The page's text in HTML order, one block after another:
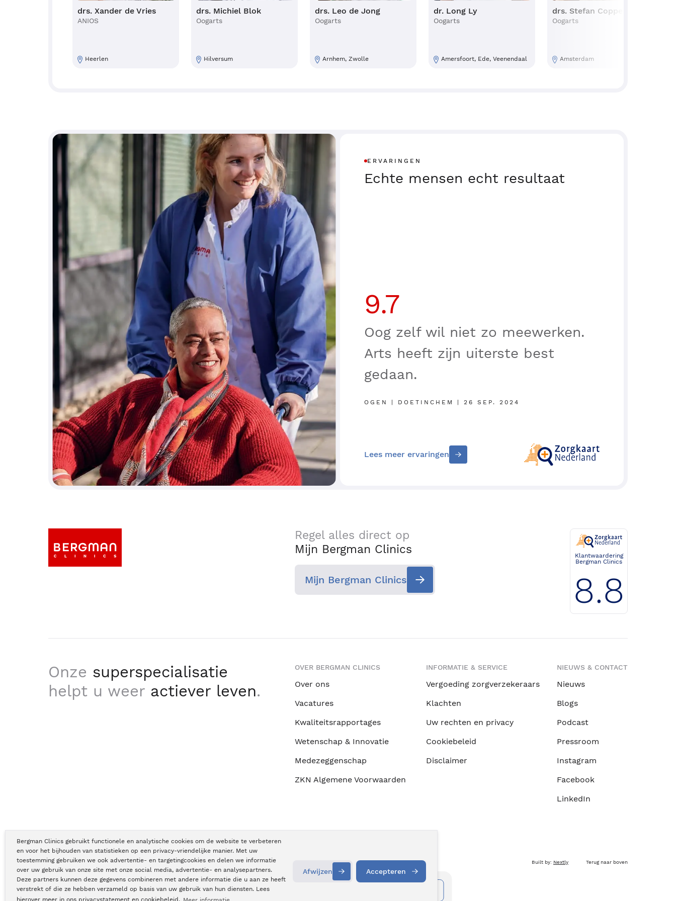
Bergman Clinics gebruikt functionele en analytische cookies om de website te verbeteren
en voor het bijhouden van statistieken op een privacy-vriendelijke manier. Met uw
toestemming gebruiken we ook advertentie- en targetingcookies en delen we informatie
over uw gebruik van onze site met onze social media, advertentie- en analysepartners.
Deze partners kunnen deze gegevens combineren met andere informatie die u aan ze heeft
verstrekt of die ze hebben verzameld op basis van uw gebruik van hun diensten. Lees
Afwijzen Accepteren
drs. Xander de Vries
ANIOS
Heerlen
drs. Michiel Blok
Oogarts
Hilversum
drs. Leo de Jong
Oogarts
Arnhem, Zwolle
dr. Long Ly
Oogarts
Amersfoort, Ede, Veenendaal
drs. Stefan Coppens
Oogarts
Amsterdam
ERVARINGEN
Echte mensen echt resultaat
9.7
Oog zelf wil niet zo meewerken.
Arts heeft zijn uiterste best
gedaan.
OGEN | DOETINCHEM | 26 SEP. 2024
Lees meer ervaringen
Regel alles direct op
Mijn Bergman Clinics
Mijn Bergman Clinics
Klantwaardering
Bergman Clinics
8.8
Onze superspecialisatie
helpt u weer actiever leven.
OVER BERGMAN CLINICS
Over ons
Vacatures
Kwaliteitsrapportages
Wetenschap & Innovatie
Medezeggenschap
ZKN Algemene Voorwaarden
INFORMATIE & SERVICE
Vergoeding zorgverzekeraars
Klachten
Uw rechten en privacy
Cookiebeleid
Disclaimer
NIEUWS & CONTACT
Nieuws
Blogs
Podcast
Pressroom
Instagram
Facebook
LinkedIn
Copyright © Bergman Clinics 2026 | KVK nummer: 30196373 Built by: Nextly Terug naar boven
Informatie aanvragen